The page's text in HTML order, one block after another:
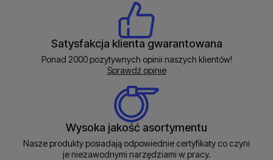
Satysfakcja klienta gwarantowana
Ponad 2000 pozytywnych opinii naszych klientów!
Sprawdź opinie
Wysoka jakość asortymentu
Nasze produkty posiadają odpowiednie certyfikaty co czyni
je niezawodnymi narzędziami w pracy.